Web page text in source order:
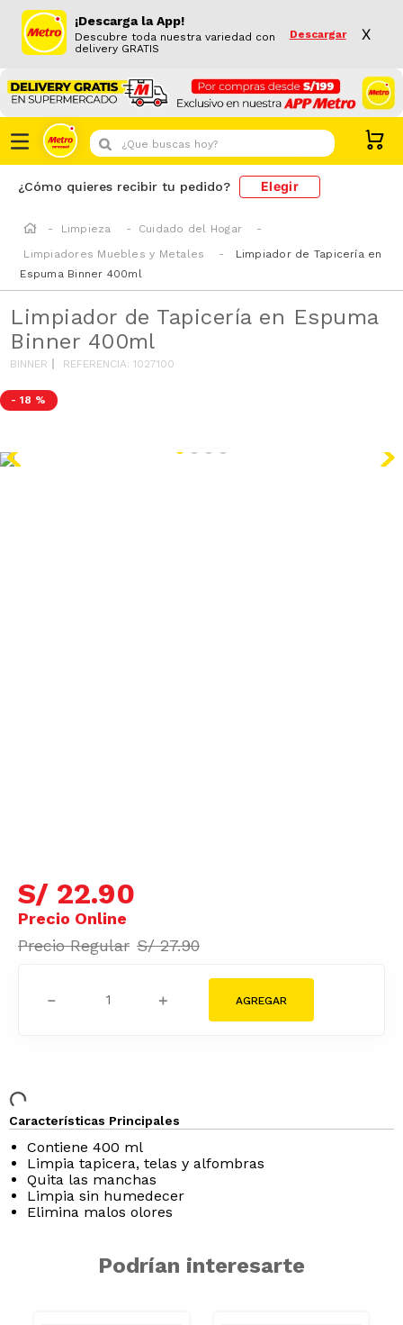
¡Descarga la App!
Descubre toda nuestra variedad con
delivery GRATIS
Descargar X
¿Que buscas hoy?
¿Cómo quieres recibir tu pedido? Elegir
Limpieza
Cuidado del Hogar
Limpiadores Muebles y Metales
Limpiador de Tapicería en
Espuma Binner 400ml
Limpiador de Tapicería en Espuma
Binner 400ml
BINNER REFERENCIA:1027100
- 18 %
S/ 22.90
S/ 27.90
＋
－
Características Principales
Contiene 400 ml
Limpia tapicer­a, telas y alfombras
Quita las manchas
Limpia sin humedecer
Elimina malos olores
Podrían interesarte